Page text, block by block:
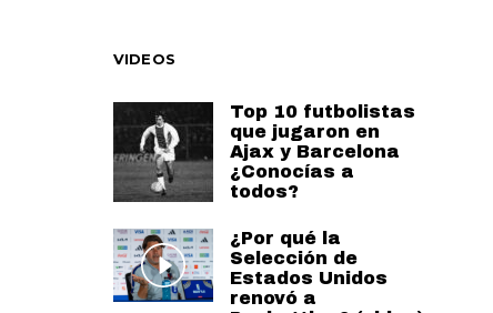
VIDEOS
Top 10 futbolistas
que jugaron en
Ajax y Barcelona
¿Conocías a
todos?
¿Por qué la
Selección de
Estados Unidos
renovó a